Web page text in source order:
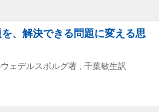
、解決できる問題に変える思
ェデルスボルグ著 ; 千葉敏生訳